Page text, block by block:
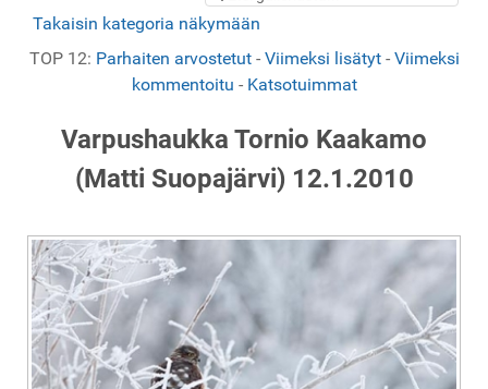
Takaisin kategoria näkymään
TOP 12: Parhaiten arvostetut- Viimeksi lisätyt- Viimeksi
kommentoitu - Katsotuimmat
Varpushaukka Tornio Kaakamo
(Matti Suopajärvi) 12.1.2010